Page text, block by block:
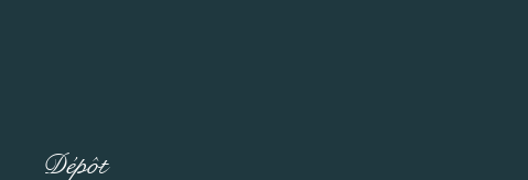
Dépôt